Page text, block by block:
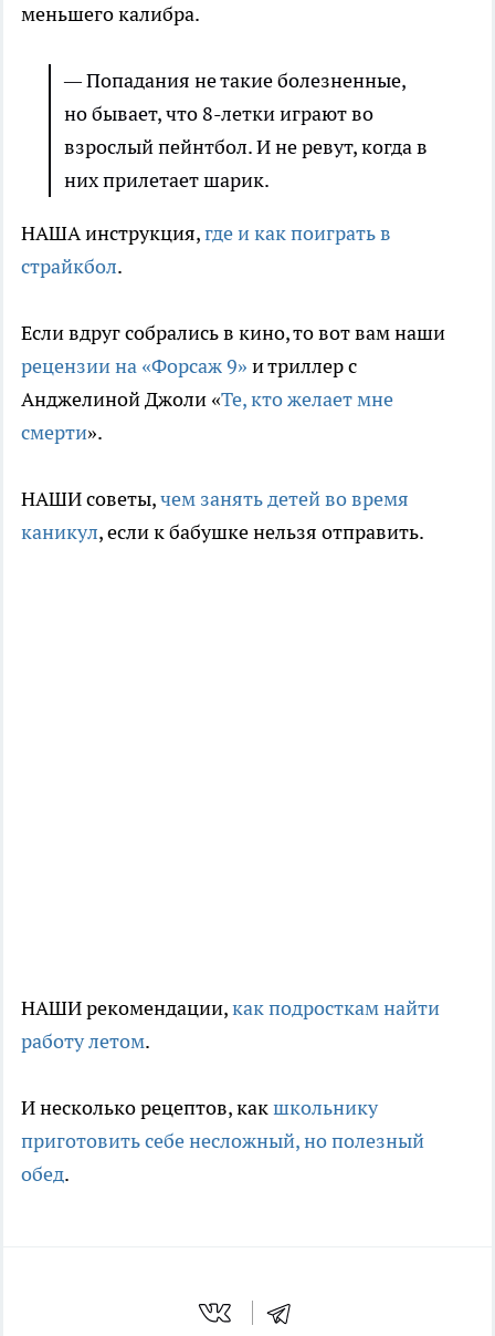
меньшего калибра.
—Попадания не такие болезненные,
но бывает, что 8-летки играют во
взрослый пейнтбол. И не ревут, когда в
них прилетает шарик.
НАША инструкция,где и как поиграть в
страйкбол.
Если вдруг собрались в кино, то вот вам наши
рецензии на «Форсаж 9» и триллер с
Анджелиной Джоли «Те, кто желает мне
смерти».
НАШИ советы,чем занять детей во время
каникул, если к бабушке нельзя отправить.
НАШИ рекомендации,как подросткам найти
работу летом.
И несколько рецептов, какшкольнику
приготовить себе несложный, но полезный
обед.